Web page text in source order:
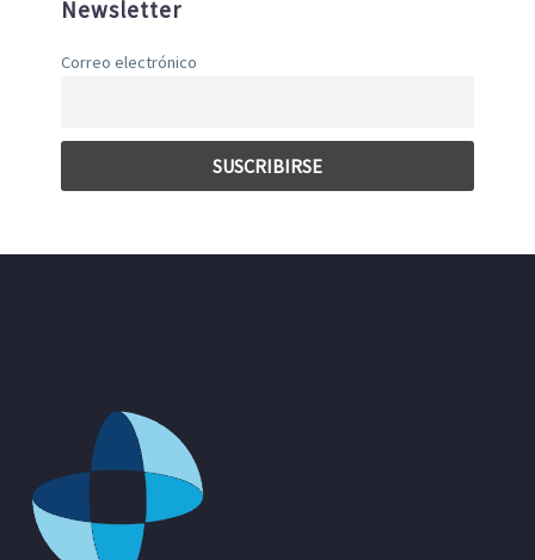
Newsletter
Correo electrónico